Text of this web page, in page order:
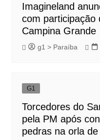
Imagineland
com participação
Campina Grande
g1 > Paraíba
G1
Torcedores do
pela PM após
pedras na orla